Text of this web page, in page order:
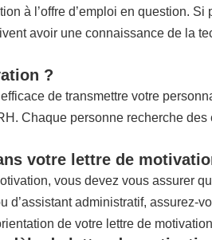
à l’offre d’emploi en question.
avoir une connaissance de la
?
de transmettre votre
Chaque personne recherche
votre lettre de
vous devez vous assurer
d’assistant administratif,
de votre lettre de